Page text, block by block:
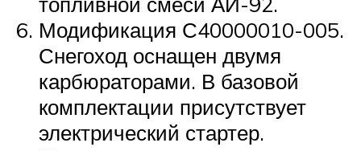
Модификация С40000010-005.
Снегоход оснащен двумя
карбюраторами. В базовой
комплектации присутствует
электрический стартер.